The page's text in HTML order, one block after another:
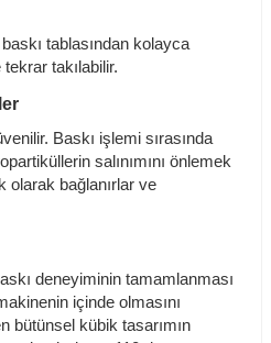
tablasından kolayca
takılabilir.
Baskı işlemi sırasında
salınımını önlemek
olarak bağlanırlar ve
deneyiminin tamamlanması
içinde olmasını
bütünsel kübik tasarımın